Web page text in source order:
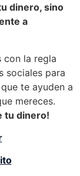
dinero, sino
a
con la regla
sociales para
te ayuden a
mereces.
tu dinero!